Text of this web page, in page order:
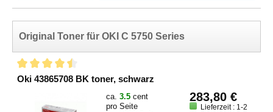
Original Toner für OKI C 5750 Series
Oki 43865708 BK toner, schwarz
ca. 3.5 cent
pro Seite
283,80 €
Lieferzeit : 1-2